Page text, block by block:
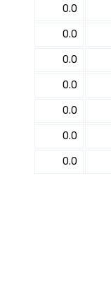
0.0
0.0
0.0
0.0
0.0
0.0
0.0